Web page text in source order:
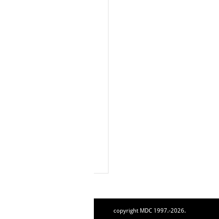
copyright MDC 1997.-2026.